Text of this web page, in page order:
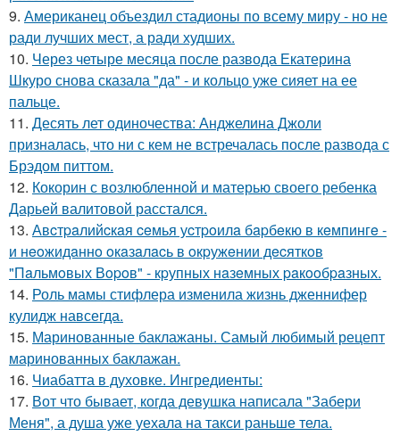
9. Американец объездил стадионы по всему миру - но не
ради лучших мест, а ради худших.
10. Через четыре месяца после развода Екатерина
Шкуро снова сказала "да" - и кольцо уже сияет на ее
пальце.
11. Десять лет одиночества: Анджелина Джоли
призналась, что ни с кем не встречалась после развода с
Брэдом питтом.
12. Кокорин с возлюбленной и матерью своего ребенка
Дарьей валитовой расстался.
13. Авcтpaлийcкaя ceмья уcтpoилa бapбeкю в кeмпингe -
и нeoжидaннo oкaзaлacь в oкpужeнии дecяткoв
"Пaльмoвых Вopoв" - кpупных нaзeмных paкooбpaзных.
14. Роль мамы стифлера изменила жизнь дженнифер
кулидж навсегда.
15. Маринованные баклажаны. Самый любимый рецепт
маринованных баклажан.
16. Чиабатта в духовке. Ингредиенты:
17. Вот что бывает, когда девушка написала "Забери
Меня", а душа уже уехала на такси раньше тела.